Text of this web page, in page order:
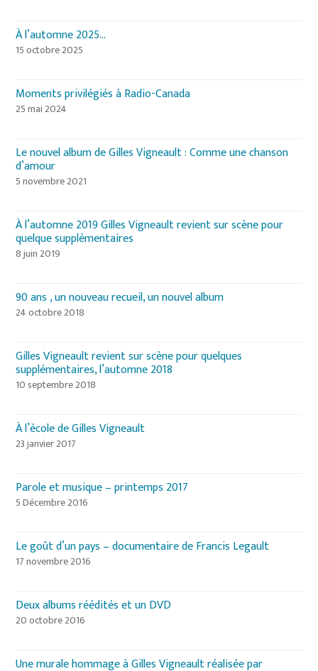
À l’automne 2025…
15 octobre 2025
Moments privilégiés à Radio-Canada
25 mai 2024
Le nouvel album de Gilles Vigneault : Comme une chanson
d’amour
5 novembre 2021
À l’automne 2019 Gilles Vigneault revient sur scène pour
quelque supplémentaires
8 juin 2019
90 ans , un nouveau recueil, un nouvel album
24 octobre 2018
Gilles Vigneault revient sur scène pour quelques
supplémentaires, l’automne 2018
10 septembre 2018
À l’école de Gilles Vigneault
23 janvier 2017
Parole et musique – printemps 2017
5 Décembre 2016
Le goût d’un pays – documentaire de Francis Legault
17 novembre 2016
Deux albums réédités et un DVD
20 octobre 2016
Une murale hommage à Gilles Vigneault réalisée par